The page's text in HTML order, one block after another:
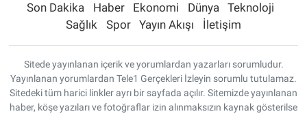
Son Dakika Haber Ekonomi Dünya
Teknoloji
Sağlık
Spor Yayın Akışı İletişim
Sitede yayınlanan içerik ve yorumlardan yazarları sorumludur.
Yayınlanan yorumlardan Tele1 Gerçekleri İzleyin sorumlu tutulamaz.
Sitedeki tüm harici linkler ayrı bir sayfada açılır. Sitemizde yayınlanan
haber, köşe yazıları ve fotoğraflar izin alınmaksızın kaynak gösterilse